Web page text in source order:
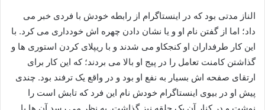
الناز مدتی بود که در اینستاگرام از رابطه خودش با فردی خبر می
داد؛ اما از گفتن نام او و یا نشان دادن چهره اش خودداری می کرد. با
این کار طرفداران او کنجکاو می شدند و با ریپلای کردن استوری ها و
گذاشتن کامنت تعامل را در پیج او بالا می بردند؛ که این کار برای
ارتقای صفحه اش بسیار به نفع او بود و در واقع یک ترفند بود. چندی
پیش او در بیوی اینستاگرام خودش نام این فرد که تابش است را